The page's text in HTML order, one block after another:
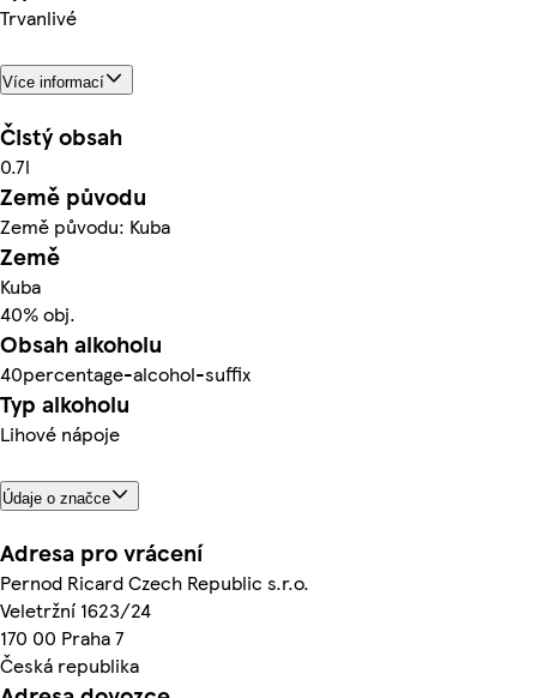
Trvanlivé
Více informací
Čistý obsah
0.7l
Země původu
Země původu: Kuba
Země
Kuba
40% obj.
Obsah alkoholu
40percentage-alcohol-suffix
Typ alkoholu
Lihové nápoje
Údaje o značce
Adresa pro vrácení
Pernod Ricard Czech Republic s.r.o.
Veletržní 1623/24
170 00 Praha 7
Česká republika